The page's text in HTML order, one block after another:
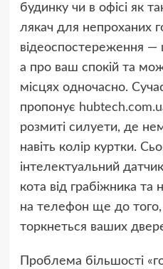
будинку чи в офісі як
лякач для непроханих
відеоспостереження —
а про ваш спокій та
місцях одночасно.
пропонує
розмиті силуети, де
навіть колір куртки.
інтелектуальний
кота від грабіжника та
на телефон ще до
торкнеться ваших
Проблема більшості